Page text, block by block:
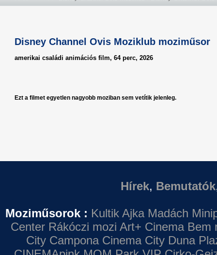
Disney Channel Ovis Moziklub moziműsor
amerikai családi animációs film, 64 perc, 2026
Ezt a filmet egyetlen nagyobb moziban sem vetítik jelenleg.
Hírek, Bemutatók
Moziműsorok : Kultik Ajka Madách
Center Rákóczi mozi Art+ Cinema Bem
City Campona Cinema City Duna